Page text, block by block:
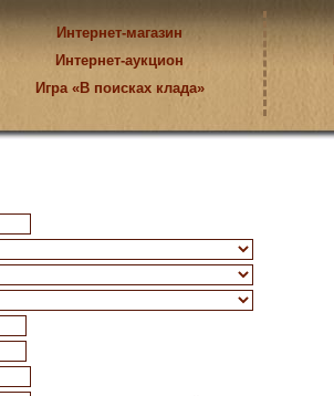
Интернет-магазин
Интернет-аукцион
Игра «В поисках клада»